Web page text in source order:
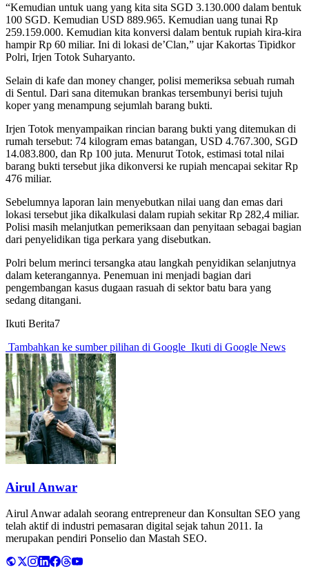
“Kemudian untuk uang yang kita sita SGD 3.130.000 dalam bentuk
100 SGD. Kemudian USD 889.965. Kemudian uang tunai Rp
259.159.000. Kemudian kita konversi dalam bentuk rupiah kira-kira
hampir Rp 60 miliar. Ini di lokasi de’Clan,” ujar Kakortas Tipidkor
Polri, Irjen Totok Suharyanto.
Selain di kafe dan money changer, polisi memeriksa sebuah rumah
di Sentul. Dari sana ditemukan brankas tersembunyi berisi tujuh
koper yang menampung sejumlah barang bukti.
Irjen Totok menyampaikan rincian barang bukti yang ditemukan di
rumah tersebut: 74 kilogram emas batangan, USD 4.767.300, SGD
14.083.800, dan Rp 100 juta. Menurut Totok, estimasi total nilai
barang bukti tersebut jika dikonversi ke rupiah mencapai sekitar Rp
476 miliar.
Sebelumnya laporan lain menyebutkan nilai uang dan emas dari
lokasi tersebut jika dikalkulasi dalam rupiah sekitar Rp 282,4 miliar.
Polisi masih melanjutkan pemeriksaan dan penyitaan sebagai bagian
dari penyelidikan tiga perkara yang disebutkan.
Polri belum merinci tersangka atau langkah penyidikan selanjutnya
dalam keterangannya. Penemuan ini menjadi bagian dari
pengembangan kasus dugaan rasuah di sektor batu bara yang
sedang ditangani.
Ikuti Berita7
Tambahkan ke sumber pilihan di Google Ikuti di Google News
Airul Anwar
Airul Anwar adalah seorang entrepreneur dan Konsultan SEO yang
telah aktif di industri pemasaran digital sejak tahun 2011. Ia
merupakan pendiri Ponselio dan Mastah SEO.